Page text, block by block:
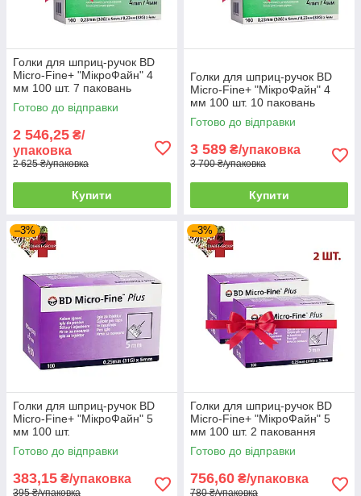
Голки для шприц-ручок BD
Micro-Fine+ "МікроФайн" 4
мм 100 шт. 7 паковань
Готово до відправки
2 546,25 ₴/
упаковка
2 625 ₴/упаковка
Купити
Голки для шприц-ручок BD
Micro-Fine+ "МікроФайн" 4
мм 100 шт. 10 паковань
Готово до відправки
3 589 ₴/упаковка
3 700 ₴/упаковка
Купити
–3%
Голки для шприц-ручок BD
Micro-Fine+ "МікроФайн" 5
мм 100 шт.
Готово до відправки
383,15 ₴/упаковка
395 ₴/упаковка
–3%
Голки для шприц-ручок BD
Micro-Fine+ "МікроФайн" 5
мм 100 шт. 2 паковання
Готово до відправки
756,60 ₴/упаковка
780 ₴/упаковка